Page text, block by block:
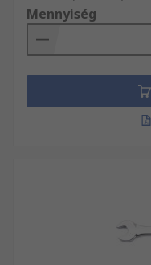
Mennyiség